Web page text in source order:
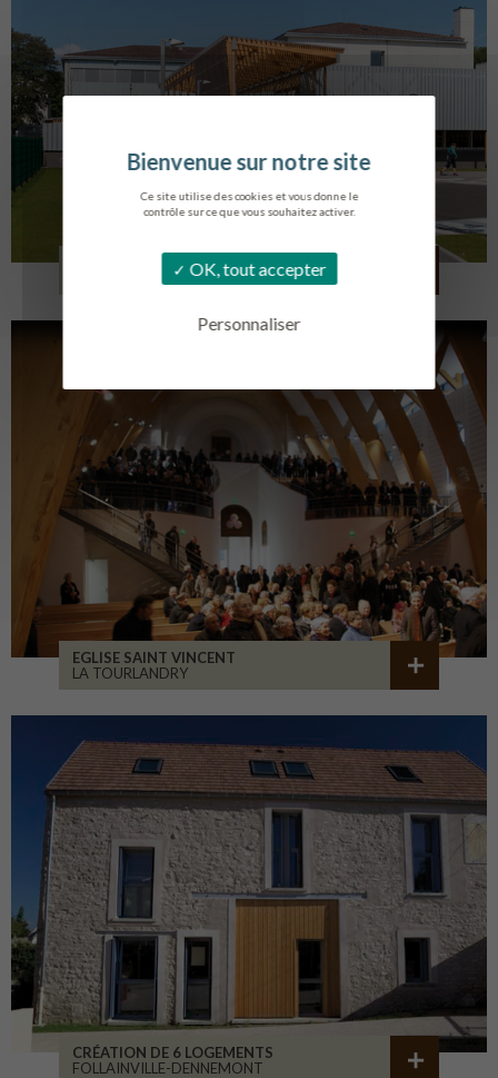
Ce site utilise des cookies et vous donne le
contrôle sur ce que vous souhaitez activer.
OK, tout accepter
Personnaliser
COLLÈGE MONTMORENCY
BOURBONNE-LES-BAINS
EGLISE SAINT VINCENT
LA TOURLANDRY
CRÉATION DE 6 LOGEMENTS
FOLLAINVILLE-DENNEMONT